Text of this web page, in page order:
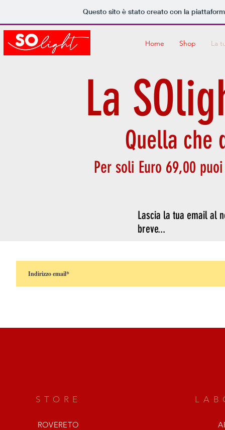
Questo sito è stato creato con la
Home Shop La
La
Quella che
Per soli Euro 69,00
Lascia la tua email al
breve...
STORE
ROVERETO